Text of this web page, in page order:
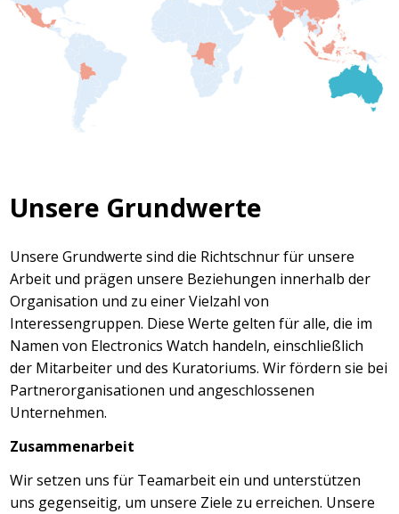
Unsere Grundwerte
Unsere Grundwerte sind die Richtschnur für unsere
Arbeit und prägen unsere Beziehungen innerhalb der
Organisation und zu einer Vielzahl von
Interessengruppen. Diese Werte gelten für alle, die im
Namen von Electronics Watch handeln, einschließlich
der Mitarbeiter und des Kuratoriums. Wir fördern sie bei
Partnerorganisationen und angeschlossenen
Unternehmen.
Zusammenarbeit
Wir setzen uns für Teamarbeit ein und unterstützen
uns gegenseitig, um unsere Ziele zu erreichen. Unsere